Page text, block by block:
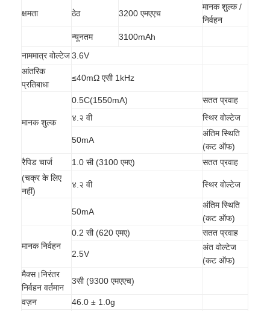
क्षमता ठेठ 3200 एमएएच
मानक शुल्क /
निर्वहन
न्यूनतम
3100mAh
नाममात्र वोल्टेज 3.6V
आंतरिक
प्रतिबाधा
≤40mΩ एसी 1kHz
मानक शुल्क
0.5C(1550mA)
सतत प्रवाह
४.२ वी
स्थिर वोल्टेज
50mA
अंतिम स्थिति
(कट ऑफ)
रैपिड चार्ज
1.0 सी (3100 एमए)
सतत प्रवाह
(चक्र के लिए
नहीं)
४.२ वी स्थिर वोल्टेज
50mA
अंतिम स्थिति
(कट ऑफ)
मानक निर्वहन
0.2 सी (620 एमए) सतत प्रवाह
2.5V
अंत वोल्टेज
(कट ऑफ)
मैक्स।निरंतर
निर्वहन वर्तमान
3सी (9300 एमएएच)
वज़न 46.0 ± 1.0g